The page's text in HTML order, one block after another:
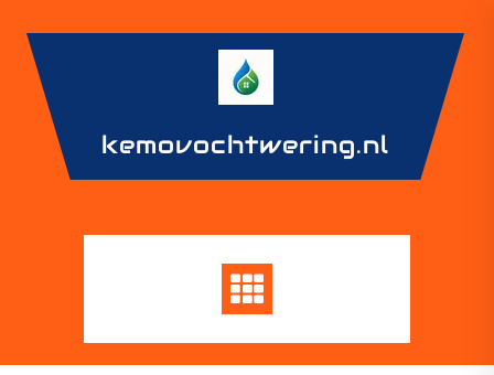
content
kemovochtwering.nl